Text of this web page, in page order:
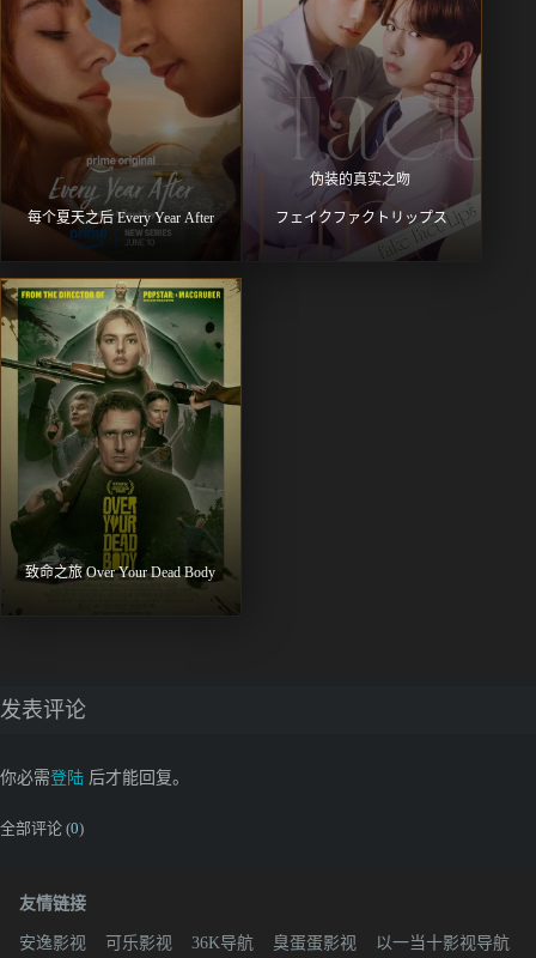
每个夏天之后 Every Year After
伪装的真实之吻
フェイクファクトリップス
致命之旅 Over Your Dead Body
发表评论
你必需登陆 后才能回复。
全部评论 (0)
友情链接
安逸影视 可乐影视 36K导航 臭蛋蛋影视 以一当十影视导航